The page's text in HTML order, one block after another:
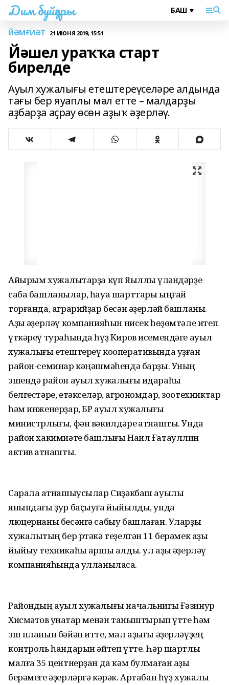
Дим буйҙары
ЙӘМҒИӘТ 21 ИЮНЯ 2019, 15:51
Йәшел ураҡҡа старт
бирелде
Ауыл хужалығы етештереүселәре алдында
тағы бер яуаплы мәл етте – малдарҙы
аҙбарҙа аҫрау өсөн аҙыҡ әҙерләү.
Айырым хужалыҡтарҙа күп йыллыҡ үләндәрҙе
саба башланылар, һауа шарттары ыңғай
торғанда, аграрийҙар бесән әҙерләй башланы.
Аҙыҡ әҙерләү компанияһын нисек һөҙөмтәле итеп
үткәреү тураһында һүҙ Киров исемендәге ауыл
хужалығы етештереү кооперативында уҙған
район-семинар кәңәшмәһендә барҙы. Уның
эшендә район ауыл хужалығы идараһы
белгестәре, етәкселәр, агрономдар, зоотехниктар
һәм инженерҙар, БР ауыл хужалығы
министрлығы, фән вәкилдәре ҡатнашты. Унда
район хакимиәте башлығы Наил Ғатауллин
актив ҡатнашты.
Сарала ҡатнашыусылар Сиҙәкбаш ауылы
янындағы ҙур баҫыуға йыйылды, унда
люцернаны бесәнгә сабыу башлаған. Уларҙы
хужалыҡтың бер ртәкә теҙелгән 11 берәмек аҙыҡ
йыйыу техникаһы ҡаршы алды. ул аҙыҡ әҙерләү
компанияһында ҡулланыласаҡ.
Райондың ауыл хужалығы начальнигы Ғәзинур
Хисмәтов ҡунаҡтар менән таныштырып үтте һәм
эш планын бәйән итте, мал аҙығы әҙерләүҙең
контроль һандарын әйтеп үтте. Һәр шартлы
малға 35 центнерҙан да кәм булмаған аҙыҡ
берәмеге әҙерләргә кәрәк. Артабан һүҙ хужалыҡ